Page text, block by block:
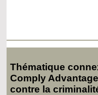
Thématique
Comply
contre la